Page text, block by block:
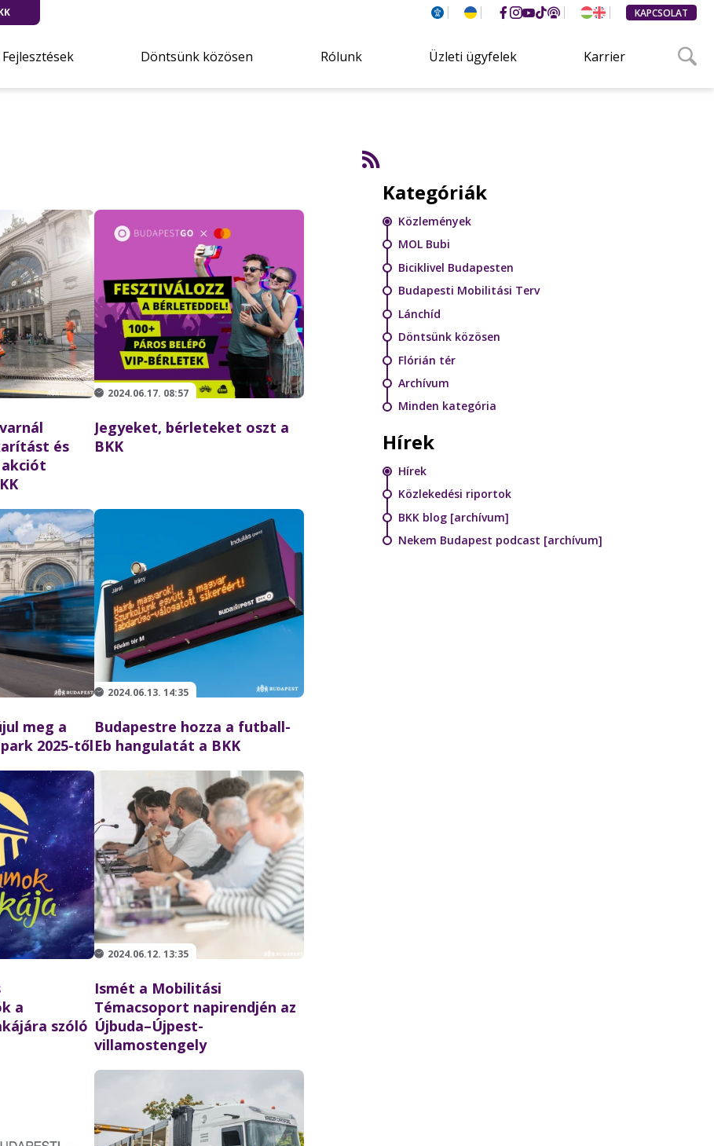
KAPCSOLAT
Fejlesztések Döntsünk közösen Rólunk Üzleti ügyfelek Karrier
és
2024.06.17. 08:57
Jegyeket, bérleteket oszt a
BKK
meg a
2025-től
2024.06.13. 14:35
Budapestre hozza a futball-
Eb hangulatát a BKK
a
szóló
2024.06.12. 13:35
Ismét a Mobilitási
Témacsoport napirendjén az
Újbuda–Újpest-
villamostengely
Kategóriák
Közlemények
MOL Bubi
Biciklivel Budapesten
Budapesti Mobilitási Terv
Lánchíd
Döntsünk közösen
Flórián tér
Archívum
Minden kategória
Hírek
Hírek
Közlekedési riportok
BKK blog [archívum]
Nekem Budapest podcast [archívum]